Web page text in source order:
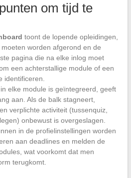
om tijd te
toont de lopende opleidingen,
worden afgerond en de
pagina die na elke inlog moet
een achterstallige module of een
identificeren.
elke module is geïntegreerd, geeft
aan. Als de balk stagneert,
verplichte activiteit (tussenquiz,
onbewust is overgeslagen.
in de profielinstellingen worden
aan deadlines en melden de
wat voorkomt dat men
terugkomt.